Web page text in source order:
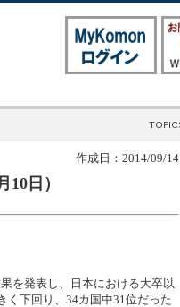
作成日：2014/09/14
日）
を発表し、日本における大卒以
く下回り、34カ国中31位だった